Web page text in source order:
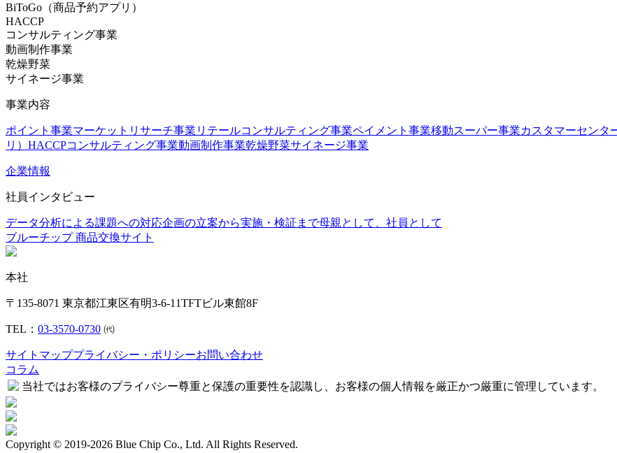
BiToGo（商品予約アプリ）
HACCP
コンサルティング事業
動画制作事業
乾燥野菜
サイネージ事業
事業内容
ポイント事業マーケットリサーチ事業 リテールコンサルティング事業ペイメント事業移動スーパー事業カスタマーセンタ
リ） HACCPコンサルティング事業動画制作事業乾燥野菜サイネージ事業
企業情報
社員インタビュー
データ分析による課題への対応企画の立案から実施・検証まで母親として、社員として
ブルーチップ 商品交換サイト
本社
〒135-8071 東京都江東区有明3-6-11TFTビル東館8F
TEL： 03-3570-0730 ㈹
サイトマッププライバシー・ポリシーお問い合わせ
コラム
当社ではお客様のプライバシー尊重と保護の重要性を認識し、お客様の個人情報を厳正かつ厳重に管理しています。
Copyright © 2019-2026 Blue Chip Co., Ltd. All Rights Reserved.